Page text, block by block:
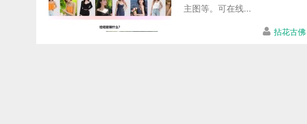
主图等。可在线...
拈花古佛